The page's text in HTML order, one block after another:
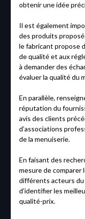
obtenir une idée
Il est également
des produits
le fabricant propose
de qualité et aux
à demander des
évaluer la qualité du
En parallèle,
réputation du
avis des clients
d’associations
de la menuiserie.
En faisant des
mesure de comparer
différents acteurs du
d’identifier les
qualité-prix.